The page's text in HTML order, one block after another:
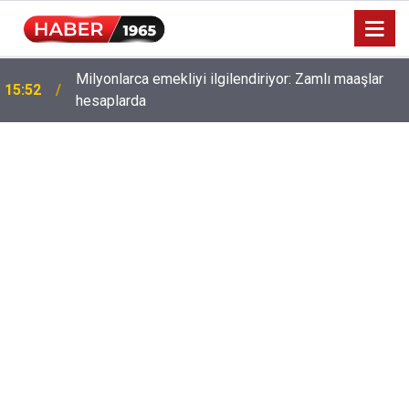
15:52
Milyonlarca emekliyi ilgilendiriyor: Zamlı maaşlar
hesaplarda